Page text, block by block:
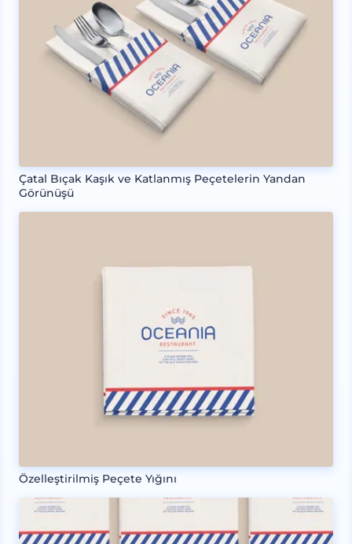
Çatal Bıçak Kaşık ve Katlanmış Peçetelerin Yandan
Görünüşü
Özelleştirilmiş Peçete Yığını